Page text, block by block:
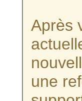
Après
une